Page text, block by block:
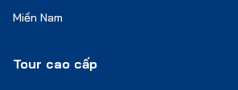
Miền Nam
Tour cao cấp